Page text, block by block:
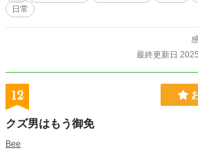
日常
最終更新日
12
クズ男はもう御免
Bee